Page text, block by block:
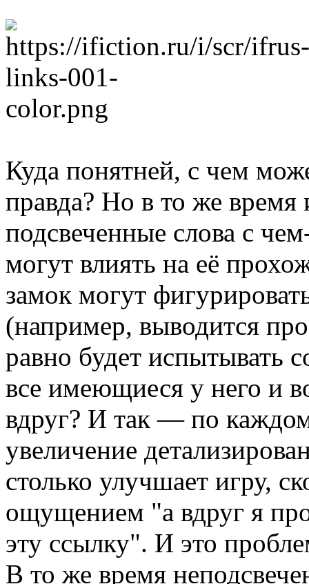
Куда понятней, с чем
правда? Но в то же время
подсвеченные слова с
могут влиять на её
замок могут
(например, выводится
равно будет испытывать
все имеющиеся у него и
вдруг? И так — по
увеличение
столько улучшает игру,
ощущением "а вдруг я
эту ссылку". И это
В то же время